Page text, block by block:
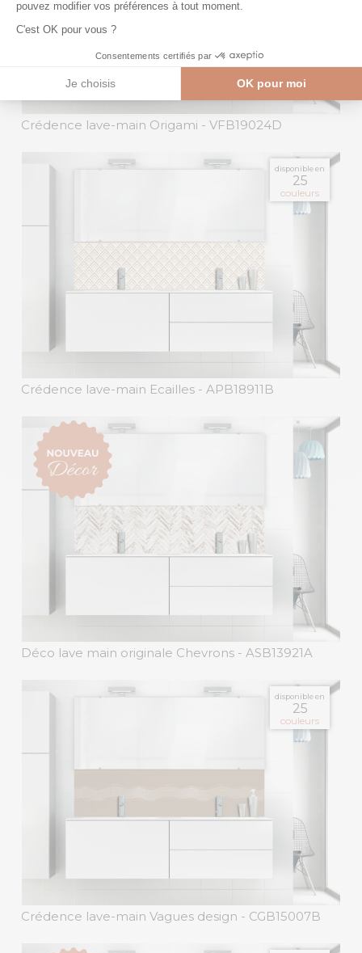
Crédence lave-main Origami - VFB19024D
disponible en
25
couleurs
Crédence lave-main Ecailles - APB18911B
Déco lave main originale Chevrons - ASB13921A
disponible en
25
couleurs
Crédence lave-main Vagues design - CGB15007B